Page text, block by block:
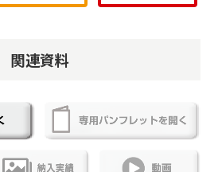
関連資料